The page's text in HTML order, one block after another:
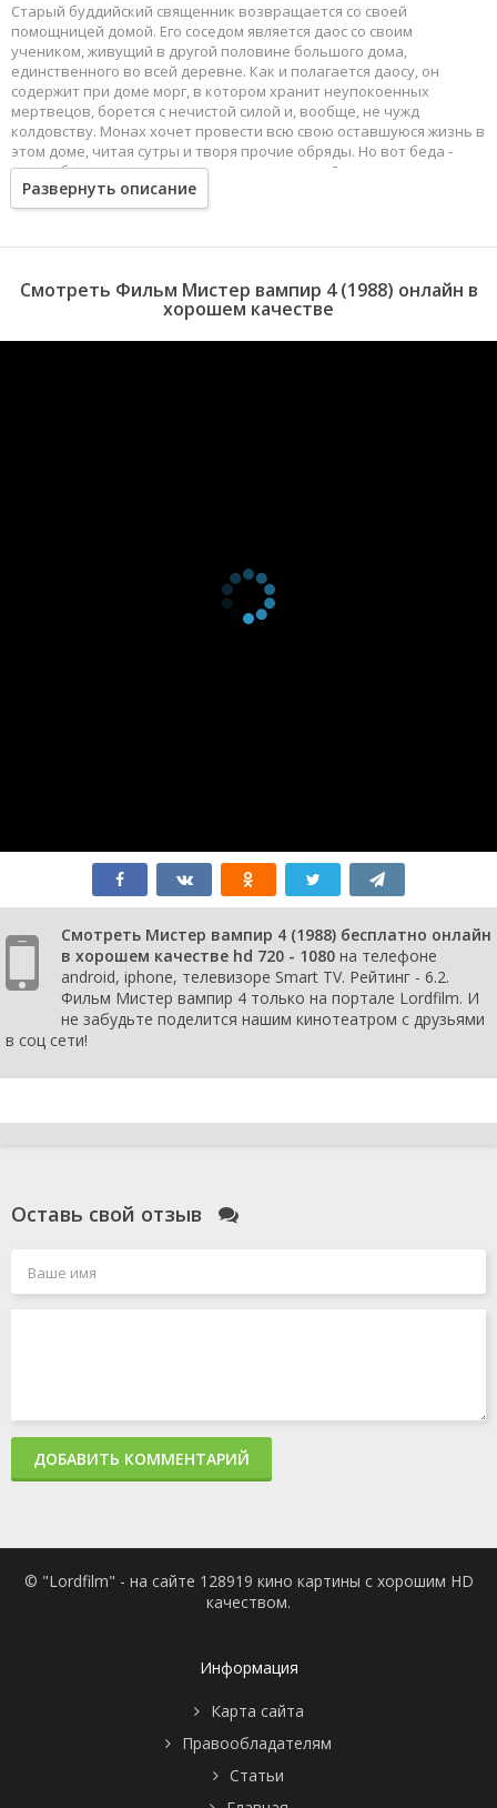
Старый буддийский священник возвращается со своей
помощницей домой. Его соседом является даос со своим
учеником, живущий в другой половине большого дома,
единственного во всей деревне. Как и полагается даосу, он
содержит при доме морг, в котором хранит неупокоенных
мертвецов, борется с нечистой силой и, вообще, не чужд
колдовству. Монах хочет провести всю свою оставшуюся жизнь в
этом доме, читая сутры и творя прочие обряды. Но вот беда -
даос и буддист терпеть друг друга не могут. Один смотрит
исключительно наверх, другой смотрит во вне. И им тяжело
понять друг друга.
Развернуть описание
Смотреть Фильм Мистер вампир 4 (1988) онлайн в
хорошем качестве
Смотреть Мистер вампир 4 (1988) бесплатно онлайн
в хорошем качестве hd 720 - 1080 на телефоне
android, iphone, телевизоре Smart TV. Рейтинг - 6.2.
Фильм Мистер вампир 4 только на портале Lordfilm. И
не забудьте поделится нашим кинотеатром с друзьями
в соц сети!
Оставь свой отзыв
ДОБАВИТЬ КОММЕНТАРИЙ
© "Lordfilm" - на сайте 128919 кино картины с хорошим HD
качеством.
Информация
Карта сайта
Правообладателям
Статьи